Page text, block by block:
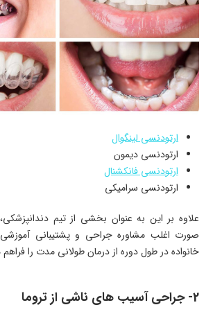
ارتودنسی لینگوال
ارتودنسی دیمون
ارتودنسی فانکشنال
ارتودنسی سرامیکی
علاوه بر این به عنوان بخشی از تیم
صورت اغلب مشاوره جراحی و پشتیبانی
خانواده در طول دوره از درمان طولانی مدت را
2- جراحی آسیب های ناشی از تروما